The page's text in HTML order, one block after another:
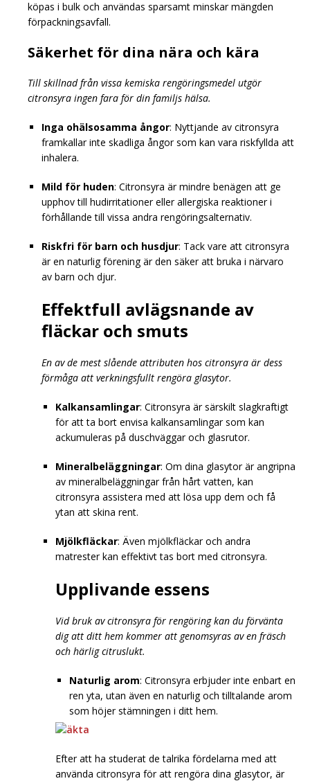
köpas i bulk och användas sparsamt minskar mängden
förpackningsavfall.
Säkerhet för dina nära och kära
Till skillnad från vissa kemiska rengöringsmedel utgör
citronsyra ingen fara för din familjs hälsa.
Inga ohälsosamma ångor: Nyttjande av citronsyra
framkallar inte skadliga ångor som kan vara riskfyllda att
inhalera.
Mild för huden: Citronsyra är mindre benägen att ge
upphov till hudirritationer eller allergiska reaktioner i
förhållande till vissa andra rengöringsalternativ.
Riskfri för barn och husdjur: Tack vare att citronsyra
är en naturlig förening är den säker att bruka i närvaro
av barn och djur.
Effektfull avlägsnande av
fläckar och smuts
En av de mest slående attributen hos citronsyra är dess
förmåga att verkningsfullt rengöra glasytor.
Kalkansamlingar: Citronsyra är särskilt slagkraftigt
för att ta bort envisa kalkansamlingar som kan
ackumuleras på duschväggar och glasrutor.
Mineralbeläggningar: Om dina glasytor är angripna
av mineralbeläggningar från hårt vatten, kan
citronsyra assistera med att lösa upp dem och få
ytan att skina rent.
Mjölkfläckar: Även mjölkfläckar och andra
matrester kan effektivt tas bort med citronsyra.
Upplivande essens
Vid bruk av citronsyra för rengöring kan du förvänta
dig att ditt hem kommer att genomsyras av en fräsch
och härlig citruslukt.
Naturlig arom: Citronsyra erbjuder inte enbart en
ren yta, utan även en naturlig och tilltalande arom
som höjer stämningen i ditt hem.
Efter att ha studerat de talrika fördelarna med att
använda citronsyra för att rengöra dina glasytor, är